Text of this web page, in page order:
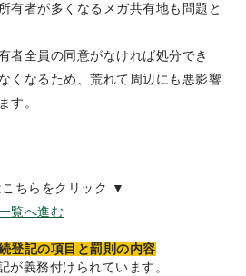
有者が多くなるメガ共有地も問題と
者全員の同意がなければ処分でき
くなるため、荒れて周辺にも悪影響
す。
ちらをクリック ▼
覧へ進む
登記の項目と罰則の内容
義務付けられています。